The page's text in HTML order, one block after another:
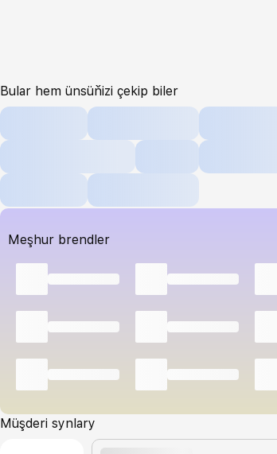
Bular hem ünsüňizi çekip biler
Meşhur brendler
Müşderi synlary